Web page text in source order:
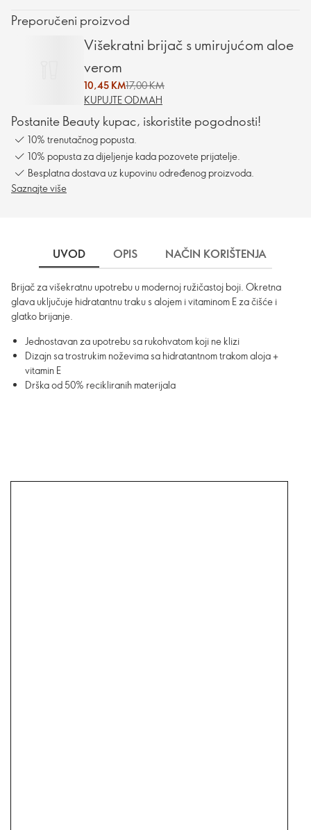
Preporučeni proizvod
Višekratni brijač s umirujućom aloe
verom
10,45 KM17,00 KM
KUPUJTE ODMAH
Postanite Beauty kupac, iskoristite pogodnosti!
10% trenutačnog popusta.
10% popusta za dijeljenje kada pozovete prijatelje.
Besplatna dostava uz kupovinu određenog proizvoda.
Saznajte više
UVOD OPIS NAČIN KORIŠTENJA
Brijač za višekratnu upotrebu u modernoj ružičastoj boji. Okretna
glava uključuje hidratantnu traku s alojem i vitaminom E za čišće i
glatko brijanje.
Jednostavan za upotrebu sa rukohvatom koji ne klizi
Dizajn sa trostrukim noževima sa hidratantnom trakom aloja +
vitamin E
Drška od 50% recikliranih materijala